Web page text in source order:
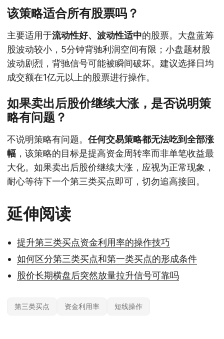
该策略适合所有股票吗？
主要适用于流动性好、波动性适中的股票。大盘蓝筹
股波动较小，5分钟背驰利润空间有限；小盘题材股
波动剧烈，背驰信号可能被瞬间破坏。建议选择日均
成交额在1亿元以上的股票进行操作。
如果卖出后股价继续大涨，是否说明策
略有问题？
不说明策略有问题。任何交易策略都无法吃到全部涨
幅 ，该策略的目标是提高资金周转率而非单笔收益最
大化。如果卖出后股价继续大涨，应视为正常现象，
耐心等待下一个第三类买点即可，切勿追高接回。
延伸阅读
提升第三类买点资金利用率的操作技巧
如何区分第三类买点和第一类买点的形成条件
股价长期横盘后突然放量拉升信号可靠吗
第三类买点 资金利用率 短线操作